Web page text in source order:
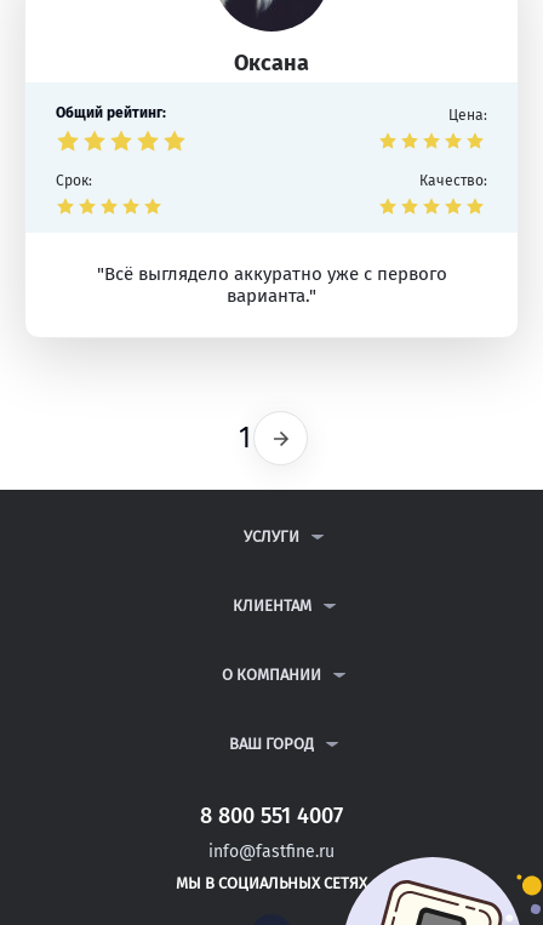
Оксана
Общий рейтинг: Цена:
Срок: Качество:
"Всё выглядело аккуратно уже с первого
варианта."
1 Следующая
УСЛУГИ
ДИПЛОМНЫЕ РАБОТЫ
РЕФЕРАТЫ
КЛИЕНТАМ
ВОПРОСЫ И ОТВЕТЫ
ПОЛИТИКА КОНФИДЕНЦИАЛЬНОСТИ
О КОМПАНИИ
КОНТАКТЫ
ВАШ ГОРОД
САНКТ-ПЕТЕРБУРГ
ВОРОНЕЖ
ЯКУТСК
8 800 551 4007
info@fastfine.ru
МЫ В СОЦИАЛЬНЫХ СЕТЯХ